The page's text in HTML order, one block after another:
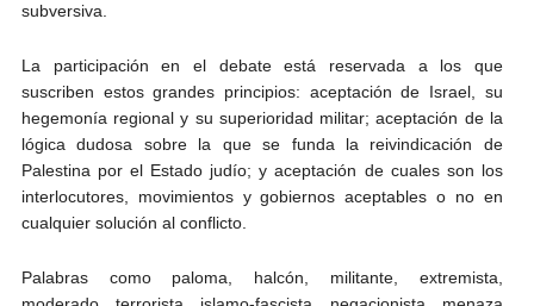
subversiva.
La participación en el debate está reservada a los que
suscriben estos grandes principios: aceptación de Israel, su
hegemonía regional y su superioridad militar; aceptación de la
lógica dudosa sobre la que se funda la reivindicación de
Palestina por el Estado judío; y aceptación de cuales son los
interlocutores, movimientos y gobiernos aceptables o no en
cualquier solución al conflicto.
Palabras como paloma, halcón, militante, extremista,